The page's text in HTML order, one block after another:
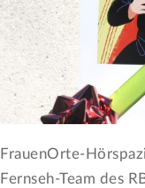
FrauenOrte-
Fernseh-Team des